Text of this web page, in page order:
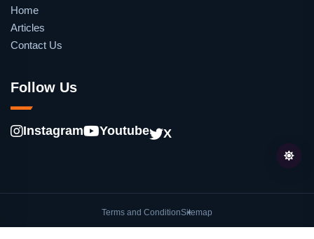
Home
Articles
Contact Us
Follow Us
Instagram Youtube X
Terms and ConditionSitemap